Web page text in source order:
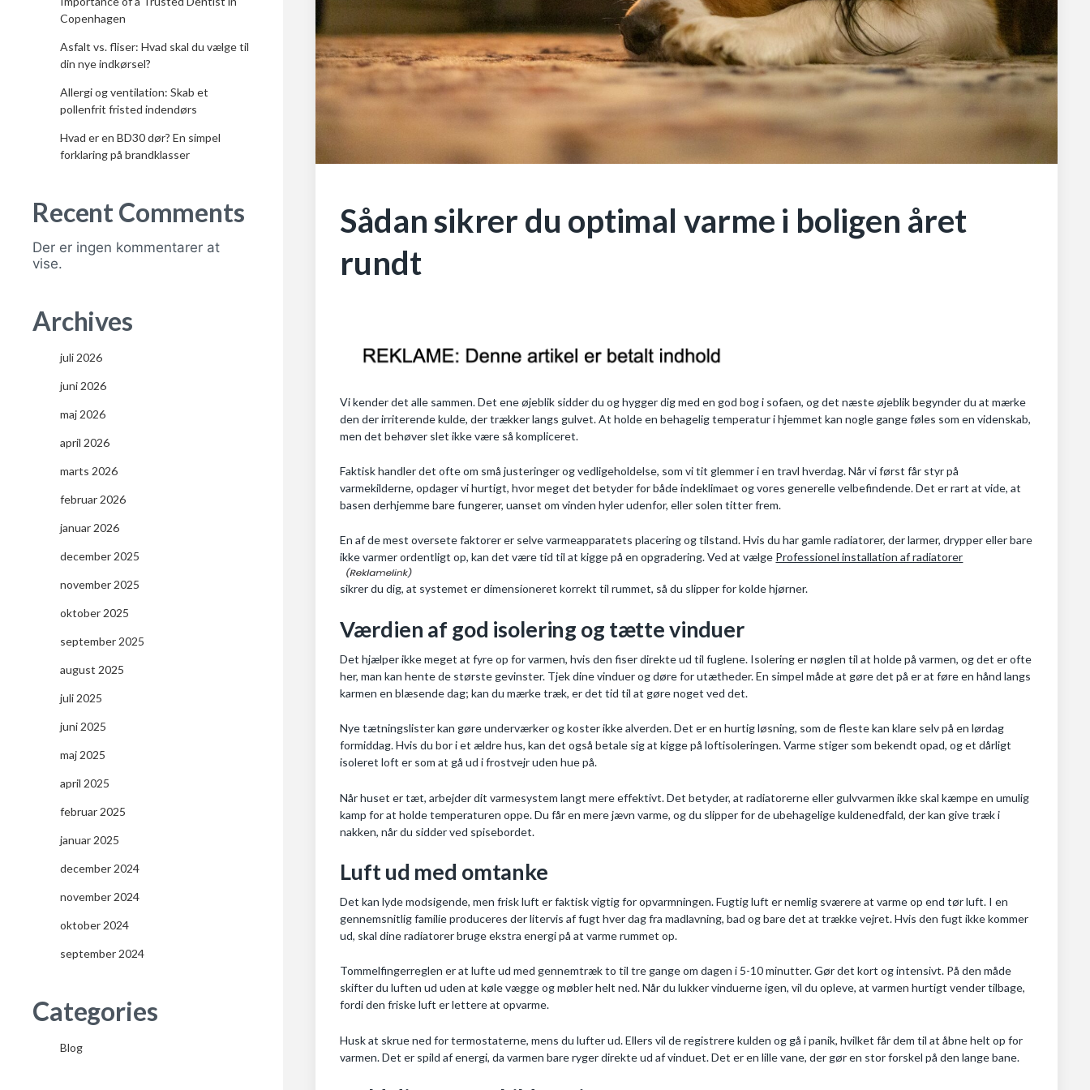
Copenhagen
Asfalt vs. fliser: Hvad skal du vælge til
din nye indkørsel?
Allergi og ventilation: Skab et
pollenfrit fristed indendørs
Hvad er en BD30 dør? En simpel
forklaring på brandklasser
Recent Comments
Der er ingen kommentarer at
vise.
Archives
juli 2026
juni 2026
maj 2026
april 2026
marts 2026
februar 2026
januar 2026
december 2025
november 2025
oktober 2025
september 2025
august 2025
juli 2025
juni 2025
maj 2025
april 2025
februar 2025
januar 2025
december 2024
november 2024
oktober 2024
september 2024
Categories
Blog
Sådan sikrer du optimal varme i boligen året
rundt
Vi kender det alle sammen. Det ene øjeblik sidder du og hygger dig med en god bog i sofaen, og det næste øjeblik begynder du at mærke
den der irriterende kulde, der trækker langs gulvet. At holde en behagelig temperatur i hjemmet kan nogle gange føles som en videnskab,
men det behøver slet ikke være så kompliceret.
Faktisk handler det ofte om små justeringer og vedligeholdelse, som vi tit glemmer i en travl hverdag. Når vi først får styr på
varmekilderne, opdager vi hurtigt, hvor meget det betyder for både indeklimaet og vores generelle velbefindende. Det er rart at vide, at
basen derhjemme bare fungerer, uanset om vinden hyler udenfor, eller solen titter frem.
En af de mest oversete faktorer er selve varmeapparatets placering og tilstand. Hvis du har gamle radiatorer, der larmer, drypper eller bare
ikke varmer ordentligt op, kan det være tid til at kigge på en opgradering. Ved at vælge Professionel installation af radiatorer
sikrer du dig, at systemet er dimensioneret korrekt til rummet, så du slipper for kolde hjørner.
Værdien af god isolering og tætte vinduer
Det hjælper ikke meget at fyre op for varmen, hvis den fiser direkte ud til fuglene. Isolering er nøglen til at holde på varmen, og det er ofte
her, man kan hente de største gevinster. Tjek dine vinduer og døre for utætheder. En simpel måde at gøre det på er at føre en hånd langs
karmen en blæsende dag; kan du mærke træk, er det tid til at gøre noget ved det.
Nye tætningslister kan gøre underværker og koster ikke alverden. Det er en hurtig løsning, som de fleste kan klare selv på en lørdag
formiddag. Hvis du bor i et ældre hus, kan det også betale sig at kigge på loftisoleringen. Varme stiger som bekendt opad, og et dårligt
isoleret loft er som at gå ud i frostvejr uden hue på.
Når huset er tæt, arbejder dit varmesystem langt mere effektivt. Det betyder, at radiatorerne eller gulvvarmen ikke skal kæmpe en umulig
kamp for at holde temperaturen oppe. Du får en mere jævn varme, og du slipper for de ubehagelige kuldenedfald, der kan give træk i
nakken, når du sidder ved spisebordet.
Luft ud med omtanke
Det kan lyde modsigende, men frisk luft er faktisk vigtig for opvarmningen. Fugtig luft er nemlig sværere at varme op end tør luft. I en
gennemsnitlig familie produceres der litervis af fugt hver dag fra madlavning, bad og bare det at trække vejret. Hvis den fugt ikke kommer
ud, skal dine radiatorer bruge ekstra energi på at varme rummet op.
Tommelfingerreglen er at lufte ud med gennemtræk to til tre gange om dagen i 5-10 minutter. Gør det kort og intensivt. På den måde
skifter du luften ud uden at køle vægge og møbler helt ned. Når du lukker vinduerne igen, vil du opleve, at varmen hurtigt vender tilbage,
fordi den friske luft er lettere at opvarme.
Husk at skrue ned for termostaterne, mens du lufter ud. Ellers vil de registrere kulden og gå i panik, hvilket får dem til at åbne helt op for
varmen. Det er spild af energi, da varmen bare ryger direkte ud af vinduet. Det er en lille vane, der gør en stor forskel på den lange bane.